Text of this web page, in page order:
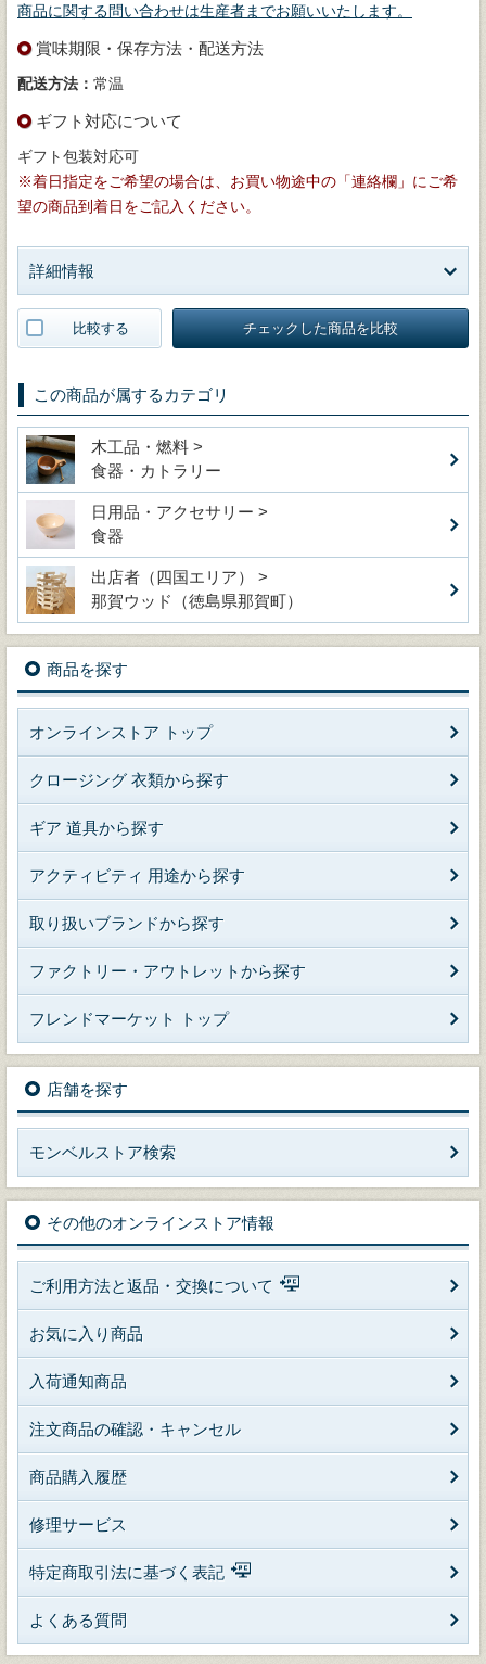
商品に関する問い合わせは生産者までお願いいたします。
賞味期限・保存方法・配送方法
配送方法： 常温
ギフト対応について
ギフト包装対応可
※着日指定をご希望の場合は、お買い物途中の「連絡欄」にご希
望の商品到着日をご記入ください。
詳細情報
比較する チェックした商品を比較
この商品が属するカテゴリ
木工品・燃料 >
食器・カトラリー
日用品・アクセサリー >
食器
出店者（四国エリア） >
那賀ウッド（徳島県那賀町）
商品を探す
オンラインストア トップ
クロージング 衣類から探す
ギア 道具から探す
アクティビティ 用途から探す
取り扱いブランドから探す
ファクトリー・アウトレットから探す
フレンドマーケット トップ
店舗を探す
モンベルストア検索
その他のオンラインストア情報
ご利用方法と返品・交換について
お気に入り商品
入荷通知商品
注文商品の確認・キャンセル
商品購入履歴
修理サービス
特定商取引法に基づく表記
よくある質問